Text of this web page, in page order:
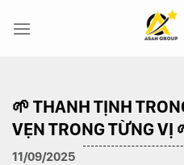
đến
🌱 THANH TỊNH
VẸN TRONG TỪNG VỊ
11/09/2025